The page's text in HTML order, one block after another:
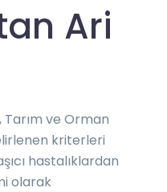
Ari
ve Orman
kriterleri
hastalıklardan
olarak